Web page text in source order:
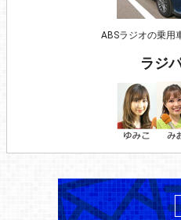
ABSラジオの乗用
ラジ